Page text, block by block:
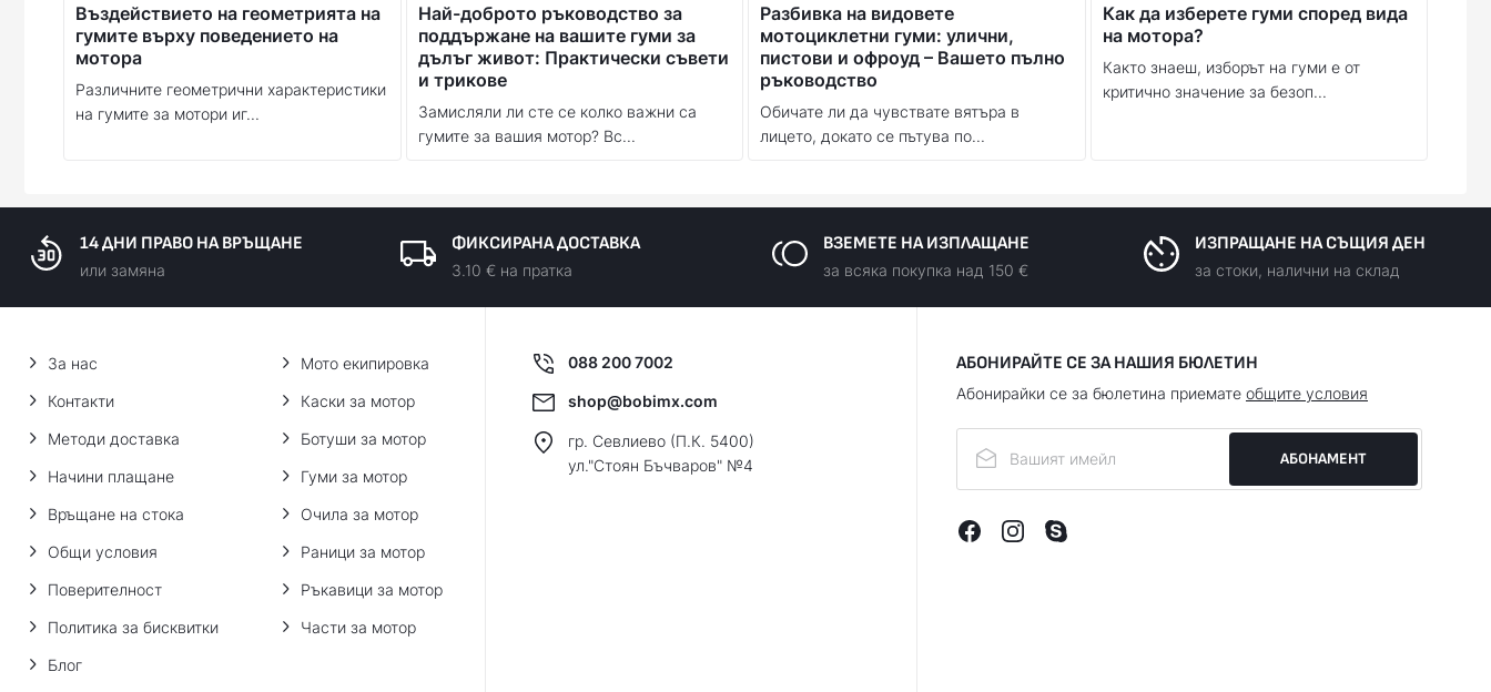
Въздействието на геометрията на
гумите върху поведението на
мотора
Различните геометрични характеристики
на гумите за мотори иг...
Най-доброто ръководство за
поддържане на вашите гуми за
дълъг живот: Практически съвети
и трикове
Замисляли ли сте се колко важни са
гумите за вашия мотор? Вс...
Разбивка на видовете
мотоциклетни гуми: улични,
пистови и офроуд – Вашето пълно
ръководство
Обичате ли да чувствате вятъра в
лицето, докато се пътува по...
Как да изберете гуми според вида
на мотора?
Както знаеш, изборът на гуми е от
критично значение за безоп...
14 ДНИ ПРАВО НА ВРЪЩАНЕ
или замяна
ФИКСИРАНА ДОСТАВКА
3.10 € на пратка
ВЗЕМЕТЕ НА ИЗПЛАЩАНЕ
за всяка покупка над 150 €
ИЗПРАЩАНЕ НА СЪЩИЯ ДЕН
за стоки, налични на склад
За нас
Контакти
Методи доставка
Начини плащане
Връщане на стока
Общи условия
Поверителност
Политика за бисквитки
Блог
Мото екипировка
Каски за мотор
Ботуши за мотор
Гуми за мотор
Очила за мотор
Раници за мотор
Ръкавици за мотор
Части за мотор
088 200 7002
shop@bobimx.com
гр. Севлиево (П.К. 5400)
ул."Стоян Бъчваров" №4
АБОНИРАЙТЕ СЕ ЗА НАШИЯ БЮЛЕТИН
Абонирайки се за бюлетина приемате общите условия
АБОНАМЕНТ